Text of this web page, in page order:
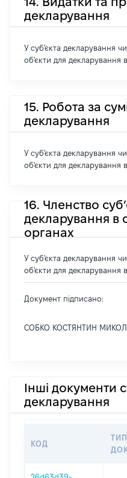
декларування
У суб'єкта декларування чи
об'єкти для декларування
15. Робота за
декларування
У суб'єкта декларування чи
об'єкти для декларування
16. Членство
декларування в
органах
У суб'єкта декларування чи
об'єкти для декларування
Документ підписано:
СОБКО КОСТЯНТИН
Інші документи
декларування
КОД
ТИП